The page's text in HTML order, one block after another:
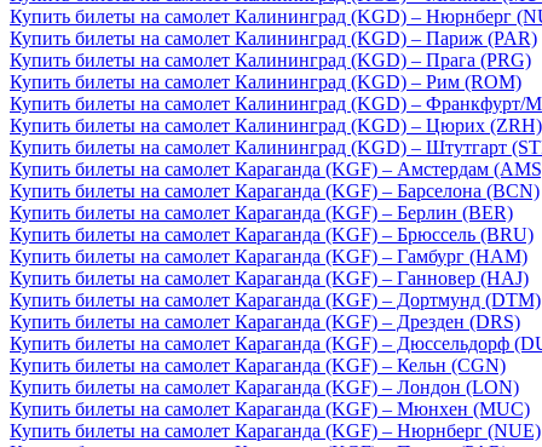
Купить билеты на самолет Калининград (KGD) – Нюрнберг
Купить билеты на самолет Калининград (KGD) – Париж (PAR)
Купить билеты на самолет Калининград (KGD) – Прага (PRG)
Купить билеты на самолет Калининград (KGD) – Рим (ROM)
Купить билеты на самолет Калининград (KGD) – Франкфурт/
Купить билеты на самолет Калининград (KGD) – Цюрих (ZRH)
Купить билеты на самолет Калининград (KGD) – Штутгарт
Купить билеты на самолет Караганда (KGF) – Амстердам
Купить билеты на самолет Караганда (KGF) – Барселона (BCN)
Купить билеты на самолет Караганда (KGF) – Берлин (BER)
Купить билеты на самолет Караганда (KGF) – Брюссель (BRU)
Купить билеты на самолет Караганда (KGF) – Гамбург (HAM)
Купить билеты на самолет Караганда (KGF) – Ганновер (HAJ)
Купить билеты на самолет Караганда (KGF) – Дортмунд (DTM)
Купить билеты на самолет Караганда (KGF) – Дрезден (DRS)
Купить билеты на самолет Караганда (KGF) – Дюссельдорф
Купить билеты на самолет Караганда (KGF) – Кельн (CGN)
Купить билеты на самолет Караганда (KGF) – Лондон (LON)
Купить билеты на самолет Караганда (KGF) – Мюнхен (MUC)
Купить билеты на самолет Караганда (KGF) – Нюрнберг (NUE)